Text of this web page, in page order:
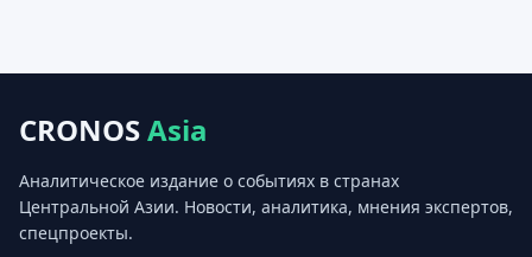
CRONOSAsia
Аналитическое издание о событиях в странах
Центральной Азии. Новости, аналитика, мнения экспертов,
спецпроекты.